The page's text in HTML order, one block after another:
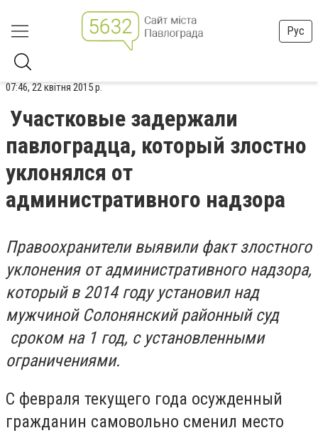
Рус
07:46, 22 квітня 2015 р.
Участковые задержали
павлоградца, который злостно
уклонялся от
административного надзора
Правоохранители выявили факт злостного
уклонения от административного надзора,
который в 2014 году установил над
мужчиной Солонянский районный суд
сроком на 1 год, с установленными
ограничениями.
С февраля текущего года осужденный
гражданин самовольно сменил место